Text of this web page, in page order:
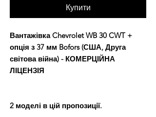
Купити
Вантажівка Chevrolet WB 30 CWT +
опція з 37 мм Bofors (США, Друга
світова війна) - КОМЕРЦІЙНА
ЛІЦЕНЗІЯ
2 моделі в цій пропозиції.